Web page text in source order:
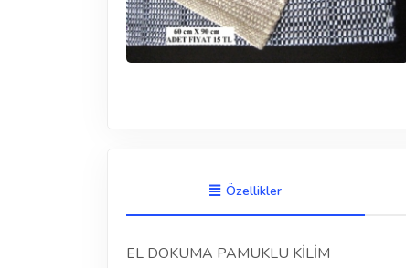
Özellikler
EL DOKUMA PAMUKLU KİLİM